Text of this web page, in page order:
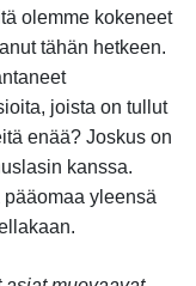
olemme kokeneet
tähän hetkeen.
joista on tullut
enää? Joskus on
kanssa.
yleensä